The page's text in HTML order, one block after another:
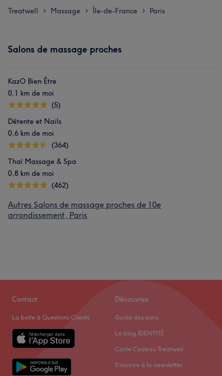
Treatwell > Massage > Île-de-France > Paris
Salons de massage proches
KazO Bien Être
0,1 km de moi
(5)
Détente et Nails
0,6 km de moi
(364)
Thaï Massage & Spa
0,8 km de moi
(462)
Autres Salons de massage proches de 10e
arrondissement, Paris
Contact
La boîte à Questions Clients
Découvrez
Guide des soins
Le blog IDENTITÉ
Carte Cadeau Treatwell
S'inscrire à la newsletter